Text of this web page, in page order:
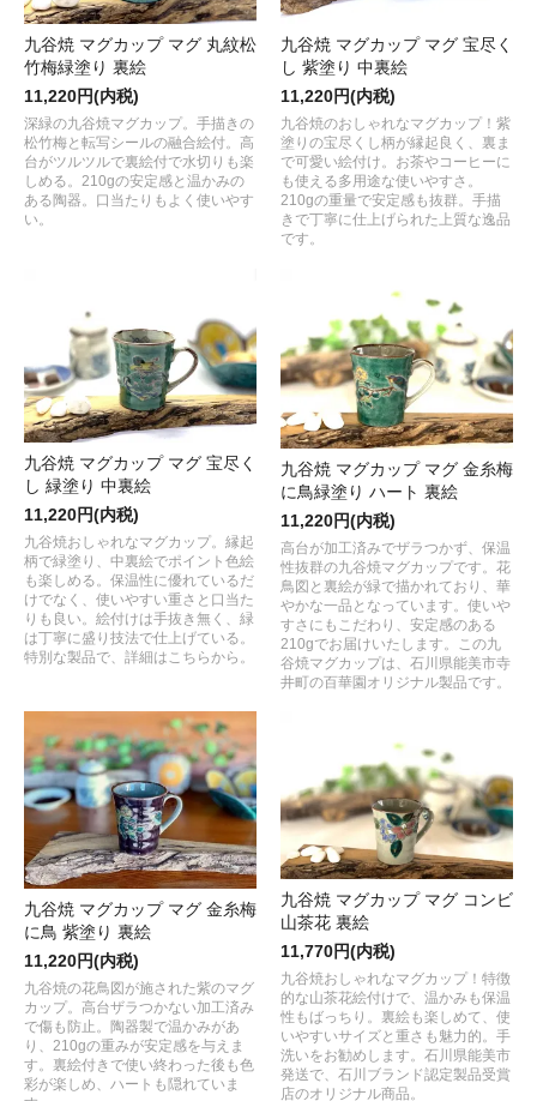
九谷焼 マグカップ マグ 丸紋松
竹梅緑塗り 裏絵
11,220円(内税)
深緑の九谷焼マグカップ。手描きの
松竹梅と転写シールの融合絵付。高
台がツルツルで裏絵付で水切りも楽
しめる。210gの安定感と温かみの
ある陶器。口当たりもよく使いやす
い。
九谷焼 マグカップ マグ 宝尽く
し 紫塗り 中裏絵
11,220円(内税)
九谷焼のおしゃれなマグカップ！紫
塗りの宝尽くし柄が縁起良く、裏ま
で可愛い絵付け。お茶やコーヒーに
も使える多用途な使いやすさ。
210gの重量で安定感も抜群。手描
きで丁寧に仕上げられた上質な逸品
です。
九谷焼 マグカップ マグ 宝尽く
し 緑塗り 中裏絵
11,220円(内税)
九谷焼おしゃれなマグカップ。縁起
柄で緑塗り、中裏絵でポイント色絵
も楽しめる。保温性に優れているだ
けでなく、使いやすい重さと口当た
りも良い。絵付けは手抜き無く、緑
は丁寧に盛り技法で仕上げている。
特別な製品で、詳細はこちらから。
九谷焼 マグカップ マグ 金糸梅
に鳥緑塗り ハート 裏絵
11,220円(内税)
高台が加工済みでザラつかず、保温
性抜群の九谷焼マグカップです。花
鳥図と裏絵が緑で描かれており、華
やかな一品となっています。使いや
すさにもこだわり、安定感のある
210gでお届けいたします。この九
谷焼マグカップは、石川県能美市寺
井町の百華園オリジナル製品です。
九谷焼 マグカップ マグ 金糸梅
に鳥 紫塗り 裏絵
11,220円(内税)
九谷焼の花鳥図が施された紫のマグ
カップ。高台ザラつかない加工済み
で傷も防止。陶器製で温かみがあ
り、210gの重みが安定感を与えま
す。裏絵付きで使い終わった後も色
彩が楽しめ、ハートも隠れていま
九谷焼 マグカップ マグ コンビ
山茶花 裏絵
11,770円(内税)
九谷焼おしゃれなマグカップ！特徴
的な山茶花絵付けで、温かみも保温
性もばっちり。裏絵も楽しめて、使
いやすいサイズと重さも魅力的。手
洗いをお勧めします。石川県能美市
発送で、石川ブランド認定製品受賞
店のオリジナル商品。